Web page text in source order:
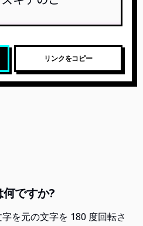
リンクをコピー
ですか?
を元の文字を 180 度回転さ